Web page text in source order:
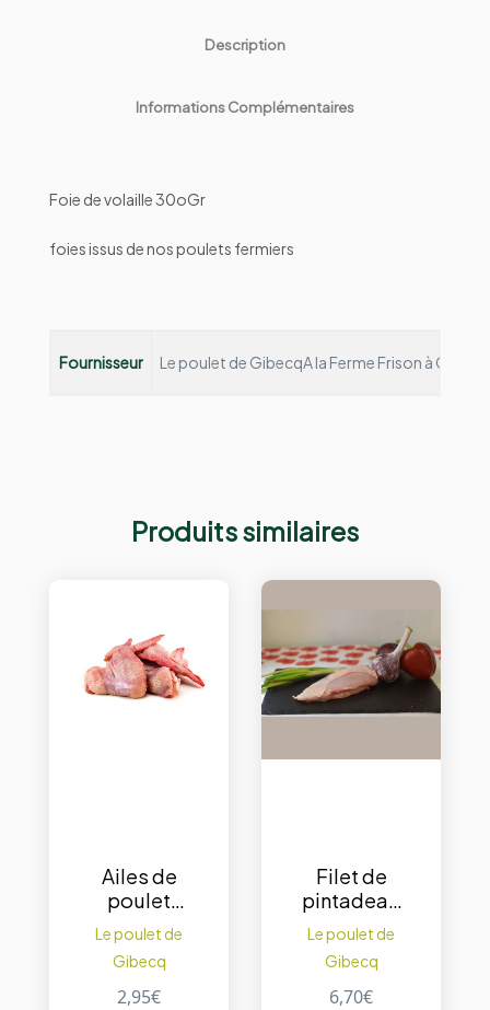
Description
Informations Complémentaires
Foie de volaille 30oGr
foies issus de nos poulets fermiers
Fournisseur Le poulet de GibecqA la Ferme Frison à
Produits similaires
Ailes de
poulet
500gr
Le poulet de
Gibecq
2,95€
Filet de
pintadeau
+/- 200gr.
Le poulet de
Gibecq
6,70€